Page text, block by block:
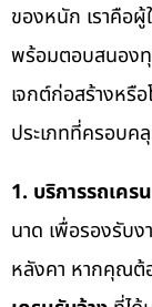
ของหนัก เราคือ
พร้อมตอบสนองทุ
เจกต์ก่อสร้างหรื
ประเภทที่ครอบค
1. บริการรถเครน
นาด เพื่อรองรับ
หลังคา หากคุณต้